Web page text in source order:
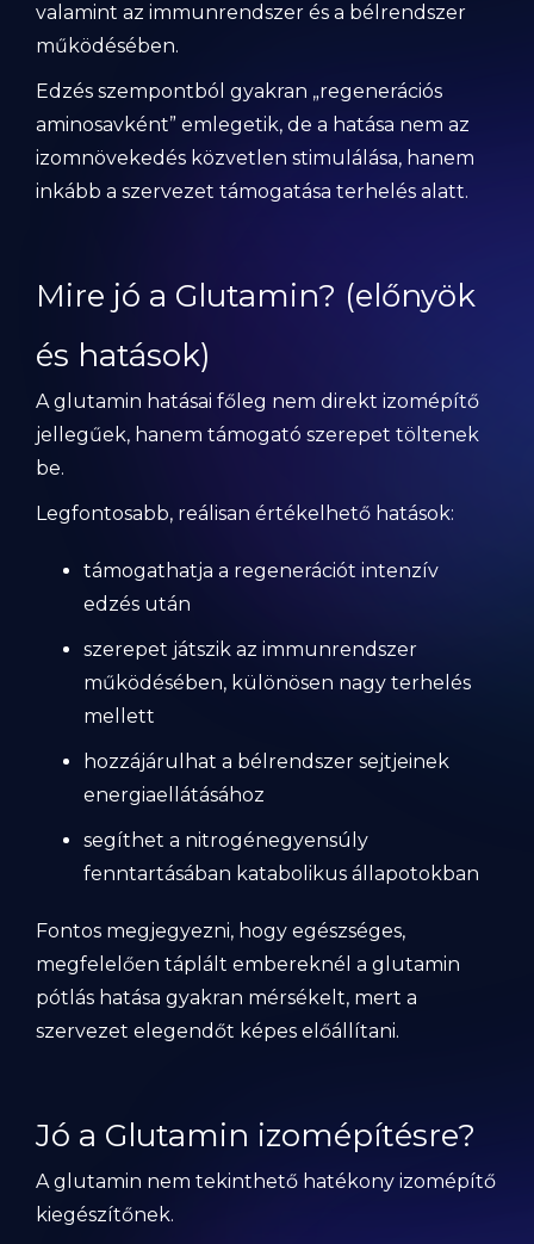
valamint az immunrendszer és a bélrendszer
működésében.
Edzés szempontból gyakran „regenerációs
aminosavként” emlegetik, de a hatása nem az
izomnövekedés közvetlen stimulálása, hanem
inkább a szervezet támogatása terhelés alatt.
Mire jó a Glutamin? (előnyök
és hatások)
A glutamin hatásai főleg nem direkt izomépítő
jellegűek, hanem támogató szerepet töltenek
be.
Legfontosabb, reálisan értékelhető hatások:
támogathatja a regenerációt intenzív
edzés után
szerepet játszik az immunrendszer
működésében, különösen nagy terhelés
mellett
hozzájárulhat a bélrendszer sejtjeinek
energiaellátásához
segíthet a nitrogénegyensúly
fenntartásában katabolikus állapotokban
Fontos megjegyezni, hogy egészséges,
megfelelően táplált embereknél a glutamin
pótlás hatása gyakran mérsékelt, mert a
szervezet elegendőt képes előállítani.
Jó a Glutamin izomépítésre?
A glutamin nem tekinthető hatékony izomépítő
kiegészítőnek.